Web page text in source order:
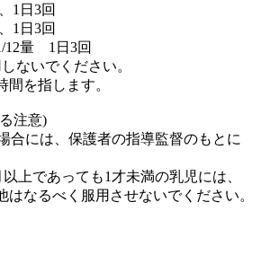
1日3回
1日3回
12量 1日3回
ないでください。
間を指します。
注意)
合には、保護者の指導監督のもとに
上であっても1才未満の乳児には、
はなるべく服用させないでください。